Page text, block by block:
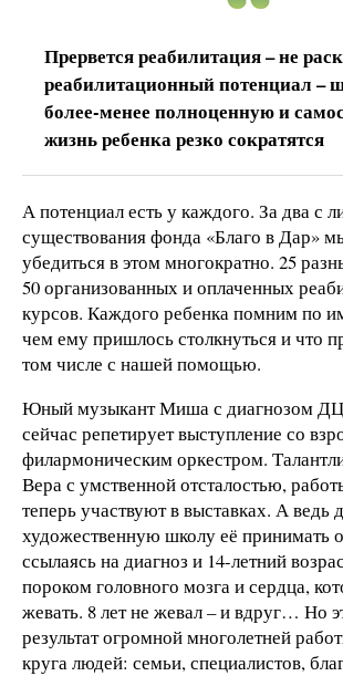
Прервется реабилитация – не
реабилитационный потенциал –
более-менее полноценную и
жизнь ребенка резко сократятся
А потенциал есть у каждого. За два с
существования фонда «Благо в Дар»
убедиться в этом многократно. 25
50 организованных и оплаченных
курсов. Каждого ребенка помним по
чем ему пришлось столкнуться и что
том числе с нашей помощью.
Юный музыкант Миша с диагнозом
сейчас репетирует выступление со
филармоническим оркестром.
Вера с умственной отсталостью,
теперь участвуют в выставках. А ведь
художественную школу её принимать
ссылаясь на диагноз и 14-летний
пороком головного мозга и сердца,
жевать. 8 лет не жевал – и вдруг… Но
результат огромной многолетней
круга людей: семьи, специалистов,